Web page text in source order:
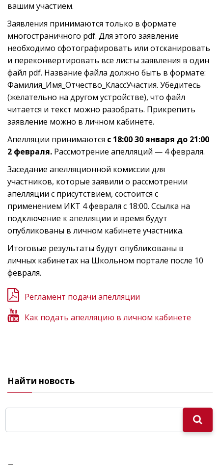
вашим участием.
Заявления принимаются только в формате
многостраничного pdf. Для этого заявление
необходимо сфотографировать или отсканировать
и переконвертировать все листы заявления в один
файл pdf. Название файла должно быть в формате:
Фамилия_Имя_Отчество_КлассУчастия. Убедитесь
(желательно на другом устройстве), что файл
читается и текст можно разобрать. Прикрепить
заявление можно в личном кабинете.
Апелляции принимаются с 18:00 30 января до 21:00
2 февраля. Рассмотрение апелляций — 4 февраля.
Заседание апелляционной комиссии для
участников, которые заявили о рассмотрении
апелляции с присутствием, состоится с
применением ИКТ 4 февраля с 18:00. Ссылка на
подключение к апелляции и время будут
опубликованы в личном кабинете участника.
Итоговые результаты будут опубликованы в
личных кабинетах на Школьном портале после 10
февраля.
Регламент подачи апелляции
Как подать апелляцию в личном кабинете
Найти новость